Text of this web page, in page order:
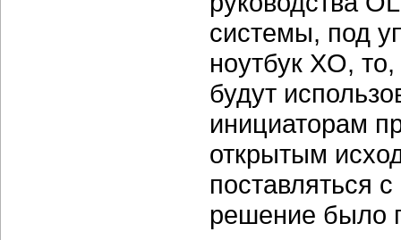
системы, под
ноутбук XO,
будут
инициаторам
открытым
поставляться
решение было